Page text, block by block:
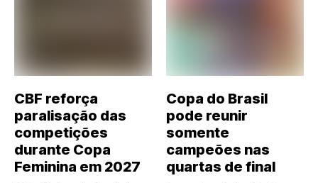
CBF reforça
paralisação das
competições
durante Copa
Feminina em 2027
Copa do Brasil
pode reunir
somente
campeões nas
quartas de final